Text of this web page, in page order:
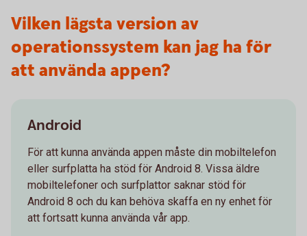
Vilken lägsta version av
operationssystem kan jag ha för
att använda appen?
Android
För att kunna använda appen måste din mobiltelefon
eller surfplatta ha stöd för Android 8. Vissa äldre
mobiltelefoner och surfplattor saknar stöd för
Android 8 och du kan behöva skaffa en ny enhet för
att fortsatt kunna använda vår app.